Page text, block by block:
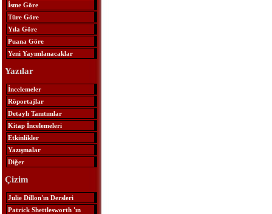
İsme Göre
Türe Göre
Yıla Göre
Puana Göre
Yeni Yayımlanacaklar
Yazılar
İncelemeler
Röportajlar
Detaylı Tanıtımlar
Kitap İncelemeleri
Etkinlikler
Yazışmalar
Diğer
Çizim
Julie Dillon'ın Dersleri
Patrick Shettlesworth 'ın